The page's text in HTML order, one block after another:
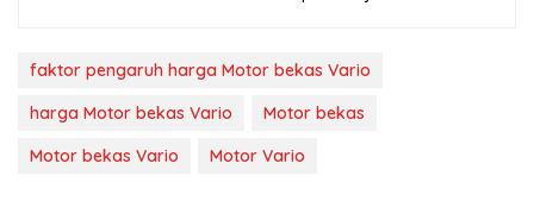
faktor pengaruh harga Motor bekas Vario
harga Motor bekas Vario
Motor bekas
Motor bekas Vario
Motor Vario